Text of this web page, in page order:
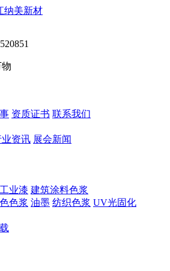
资质证书 联系我们
业资讯 展会新闻
业漆 建筑涂料色浆
色浆 油墨 纺织色浆 UV光固化